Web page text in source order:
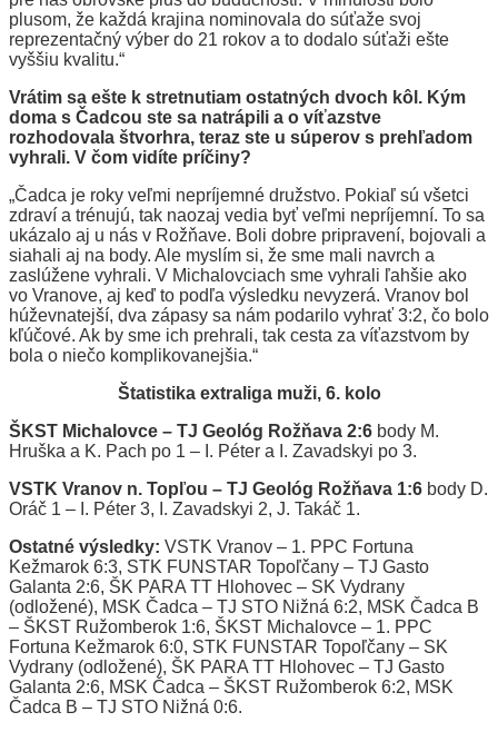
plusom, že každá krajina nominovala do súťaže svoj
reprezentačný výber do 21 rokov a to dodalo súťaži ešte
vyššiu kvalitu.“
Vrátim sa ešte k stretnutiam ostatných dvoch kôl. Kým
doma s Čadcou ste sa natrápili a o víťazstve
rozhodovala štvorhra, teraz ste u súperov s prehľadom
vyhrali. V čom vidíte príčiny?
„Čadca je roky veľmi nepríjemné družstvo. Pokiaľ sú všetci
zdraví a trénujú, tak naozaj vedia byť veľmi nepríjemní. To sa
ukázalo aj u nás v Rožňave. Boli dobre pripravení, bojovali a
siahali aj na body. Ale myslím si, že sme mali navrch a
zaslúžene vyhrali. V Michalovciach sme vyhrali ľahšie ako
vo Vranove, aj keď to podľa výsledku nevyzerá. Vranov bol
húževnatejší, dva zápasy sa nám podarilo vyhrať 3:2, čo bolo
kľúčové. Ak by sme ich prehrali, tak cesta za víťazstvom by
bola o niečo komplikovanejšia.“
Štatistika extraliga muži, 6. kolo
ŠKST Michalovce – TJ Geológ Rožňava 2:6 body M.
Hruška a K. Pach po 1 – I. Péter a I. Zavadskyi po 3.
VSTK Vranov n. Topľou – TJ Geológ Rožňava 1:6 body D.
Oráč 1 – I. Péter 3, I. Zavadskyi 2, J. Takáč 1.
Ostatné výsledky: VSTK Vranov – 1. PPC Fortuna
Kežmarok 6:3, STK FUNSTAR Topoľčany – TJ Gasto
Galanta 2:6, ŠK PARA TT Hlohovec – SK Vydrany
(odložené), MSK Čadca – TJ STO Nižná 6:2, MSK Čadca B
– ŠKST Ružomberok 1:6, ŠKST Michalovce – 1. PPC
Fortuna Kežmarok 6:0, STK FUNSTAR Topoľčany – SK
Vydrany (odložené), ŠK PARA TT Hlohovec – TJ Gasto
Galanta 2:6, MSK Čadca – ŠKST Ružomberok 6:2, MSK
Čadca B – TJ STO Nižná 0:6.